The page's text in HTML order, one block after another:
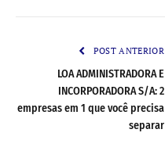
POST ANTERIOR
LOA ADMINISTRADORA E
INCORPORADORA S/A: 2
empresas em 1 que você precisa
separar